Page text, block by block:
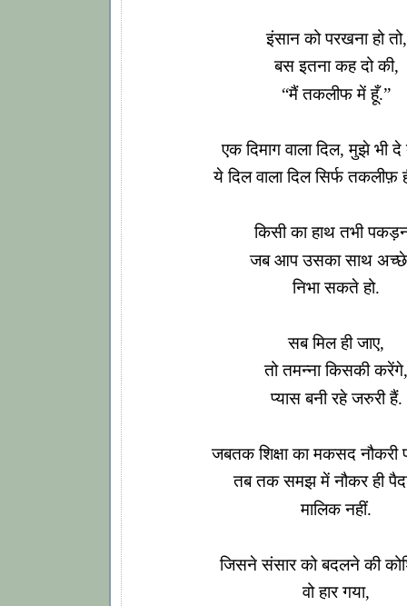
इंसान को परखना हो तो,
बस इतना कह दो की,
“मैं तकलीफ में हूँ.”
एक दिमाग वाला दिल, मुझे भी
ये दिल वाला दिल सिर्फ तकलीफ़
किसी का हाथ तभी
जब आप उसका साथ
निभा सकते हो.
सब मिल ही जाए,
तो तमन्ना किसकी करेंगे,
प्यास बनी रहे जरुरी हैं.
जबतक शिक्षा का मकसद नौकरी
तब तक समझ में नौकर ही
मालिक नहीं.
जिसने संसार को बदलने की
वो हार गया,